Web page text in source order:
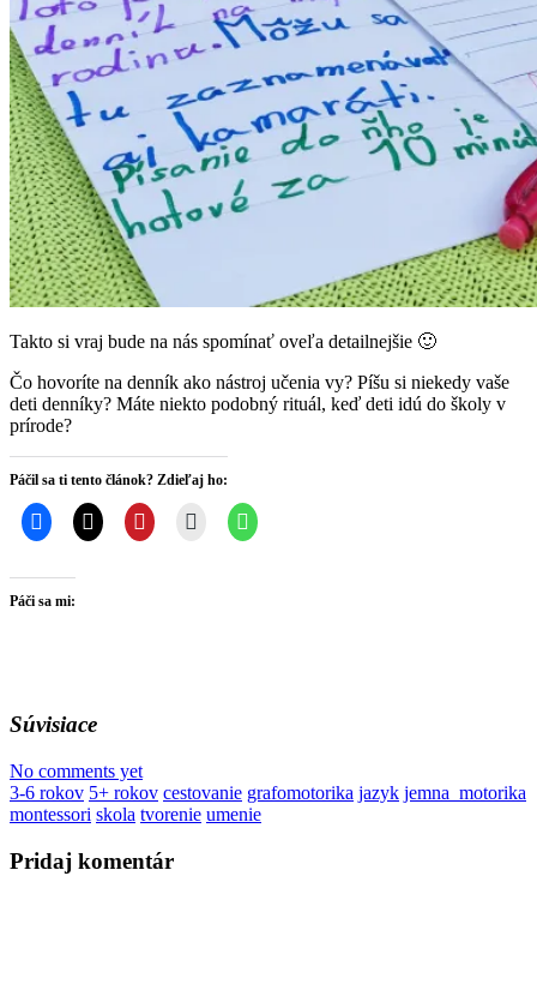
Takto si vraj bude na nás spomínať oveľa detailnejšie 🙂
Čo hovoríte na denník ako nástroj učenia vy? Píšu si niekedy vaše
deti denníky? Máte niekto podobný rituál, keď deti idú do školy v
prírode?
Páčil sa ti tento článok? Zdieľaj ho:
Páči sa mi:
Súvisiace
No comments yet
3-6 rokov 5+ rokov cestovanie grafomotorika jazyk jemna_motorika
montessori skola tvorenie umenie
Pridaj komentár